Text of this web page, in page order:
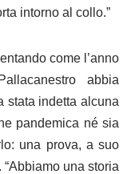
intorno al collo.”
come l’anno
abbia
stata indetta alcuna
pandemica né sia
una prova, a suo
una storia